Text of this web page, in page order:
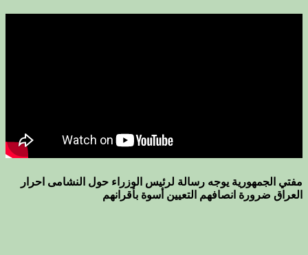
مفتي الجمهورية يوجه رسالة لرئيس الوزراء حول النشامى احرار
العراق ضرورة انصافهم التعيين أسوة بأقرانهم